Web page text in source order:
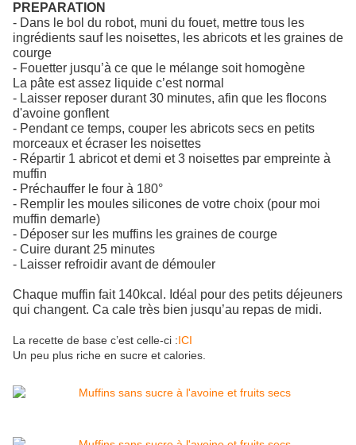
PREPARATION
- Dans le bol du robot, muni du fouet, mettre tous les
ingrédients sauf les noisettes, les abricots et les graines de
courge
- Fouetter jusqu’à ce que le mélange soit homogène
La pâte est assez liquide c’est normal
- Laisser reposer durant 30 minutes, afin que les flocons
d'avoine gonflent
- Pendant ce temps, couper les abricots secs en petits
morceaux et écraser les noisettes
- Répartir 1 abricot et demi et 3 noisettes par empreinte à
muffin
- Préchauffer le four à 180°
- Remplir les moules silicones de votre choix (pour moi
muffin demarle)
- Déposer sur les muffins les graines de courge
- Cuire durant 25 minutes
- Laisser refroidir avant de démouler
Chaque muffin fait 140kcal. Idéal pour des petits déjeuners
qui changent. Ca cale très bien jusqu’au repas de midi.
La recette de base c’est celle-ci :ICI
Un peu plus riche en sucre et calories.